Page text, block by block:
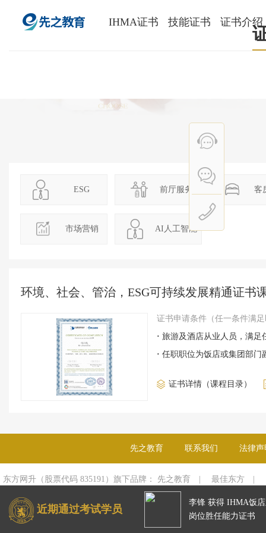
IHMA证书 技能证书 证书介绍
ESG 前厅服务 客
市场营销 AI人工智能
环境、社会、管治，ESG可持续发展精通证书
证书申请条件（任一条件满
· 旅游及酒店从业人员，满足
· 任职职位为饭店或集团部门
证书详情（课程目录）
近期通过考试学员
李李锋 获得IHMA饭店业财务总
监岗位胜任能力证书
李锋 获得IHMA饭店
岗位胜任能力证书
先之教育 联系我们 法律声
东方网升（股票代码 835191）旗下品牌： 先之教育 最佳东方
|迈点
浙ICP备19035676号-1©2008-2026 9first.com all rights reserved